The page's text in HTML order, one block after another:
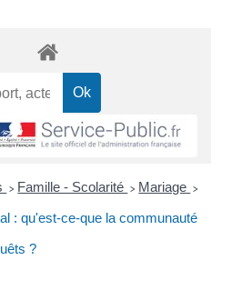
> Famille - Scolarité > Mariage >
: qu'est-ce-que la communauté
?